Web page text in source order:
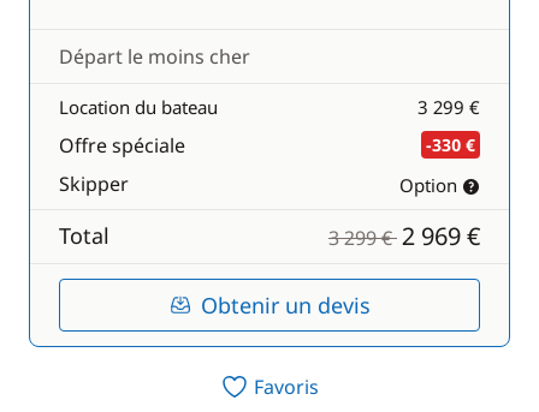
Départ le moins cher
Location du bateau 3 299 €
Offre spéciale -330 €
Skipper Option
Total 3 299 €2 969 €
Obtenir un devis
Favoris